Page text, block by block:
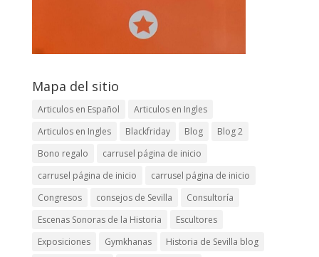
Mapa del sitio
Articulos en Español
Articulos en Ingles
Articulos en Ingles
Blackfriday Blog
Blog 2
Bono regalo
carrusel página de inicio
carrusel página de inicio
carrusel página de inicio
Congresos
consejos de Sevilla
Consultoría
Escenas Sonoras de la Historia
Escultores
Exposiciones
Gymkhanas
Historia de Sevilla blog